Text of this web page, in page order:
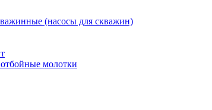
(насосы для скважин)
молотки